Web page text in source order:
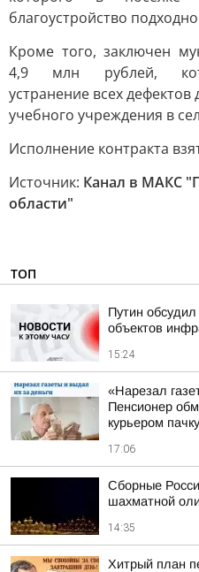
благоустройство
Кроме того, заключен
4,9 млн рублей,
устранение всех
учебного учреждения в
Исполнение контракта
Источник: Канал в МАКС
области"
ТОП
Путин
объектов
15:24
«Нарезал
Пенсионер
курьером
17:06
Сборные
шахматной
14:35
Хитрый план